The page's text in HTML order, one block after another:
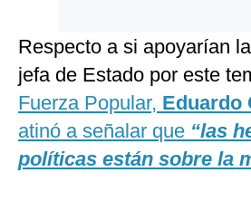
Respecto a si apoyarían
jefa de Estado por este
Fuerza Popular, Eduardo
atinó a señalar que “las
políticas están sobre la